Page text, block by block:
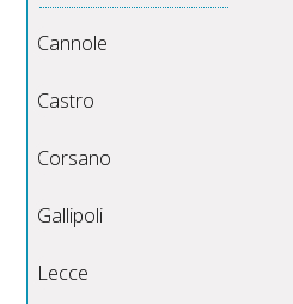
Cannole
Castro
Corsano
Gallipoli
Lecce